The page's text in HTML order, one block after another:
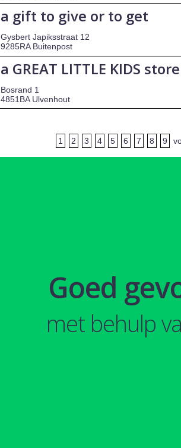
a gift to give or to get
Gysbert Japiksstraat 12
9285RA Buitenpost
a GREAT LITTLE KIDS store
Bosrand 1
4851BA Ulvenhout
1 2 3 4 5 6 7 8 9
Goed
met behulp